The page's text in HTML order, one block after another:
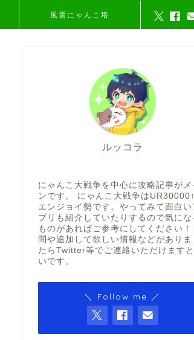
風雲にゃんこ塔
ルッコラ
にゃんこ大戦争を中心に攻略記事がメ
ンです。 にゃんこ大戦争は
エンジョイ勢です。やってみて面白い
プリも紹介していたりするので気にな
ものがあればご参考にしてください！
問や追加して欲しい情報などがありま
たらTwitter等でご連絡いただけます
いです。
＼ Follow me ／